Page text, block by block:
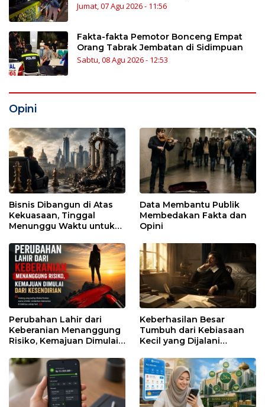
Jumat, 07 Agu 2026 - 11:56
Fakta-fakta Pemotor Bonceng Empat
Orang Tabrak Jembatan di Sidimpuan
Sabtu, 08 Agu 2026 - 12:53
Opini
Bisnis Dibangun di Atas
Kekuasaan, Tinggal
Menunggu Waktu untuk
Data Membantu Publik
Membedakan Fakta dan
Opini
Perubahan Lahir dari
Keberanian Menanggung
Risiko, Kemajuan Dimulai
Keberhasilan Besar
Tumbuh dari Kebiasaan
Kecil yang Dijalani